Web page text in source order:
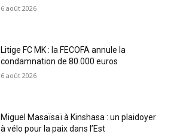
6 août 2026
Litige FC MK : la FECOFA annule la
condamnation de 80.000 euros
6 août 2026
Miguel Masaïsaï à Kinshasa : un plaidoyer
à vélo pour la paix dans l’Est